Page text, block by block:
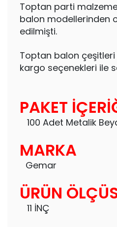
Toptan parti
balon modellerinden
edilmişti.
Toptan balon çeşitleri
kargo seçenekleri ile
PAKET
100 Adet Metalik
MARKA
Gemar
ÜRÜN
11 İNÇ